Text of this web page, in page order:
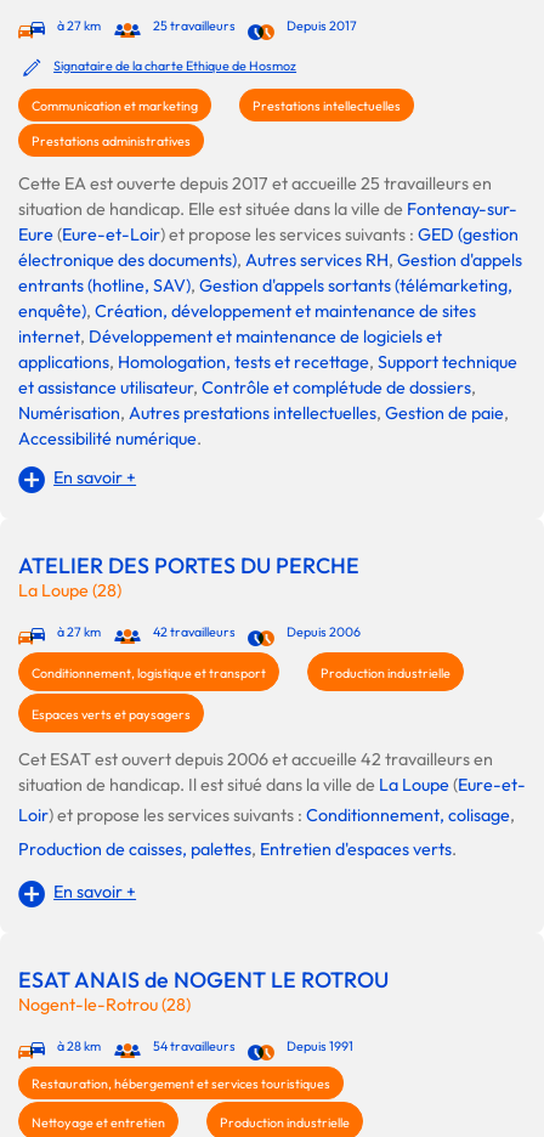
à 27 km 25 travailleurs Depuis 2017
Signataire de la charte Ethique de Hosmoz
Communication et marketing Prestations intellectuelles
Prestations administratives
Cette EA est ouverte depuis 2017 et accueille 25 travailleurs en
situation de handicap. Elle est située dans la ville de Fontenay-sur-
Eure(Eure-et-Loir) et propose les services suivants : GED (gestion
électronique des documents), Autres services RH, Gestion d'appels
entrants (hotline, SAV), Gestion d'appels sortants (télémarketing,
enquête), Création, développement et maintenance de sites
internet, Développement et maintenance de logiciels et
applications, Homologation, tests et recettage, Support technique
et assistance utilisateur, Contrôle et complétude de dossiers,
Numérisation, Autres prestations intellectuelles, Gestion de paie,
Accessibilité numérique.
En savoir +
ATELIER DES PORTES DU PERCHE
La Loupe (28)
à 27 km 42 travailleurs Depuis 2006
Conditionnement, logistique et transport Production industrielle
Espaces verts et paysagers
Cet ESAT est ouvert depuis 2006 et accueille 42 travailleurs en
situation de handicap. Il est situé dans la ville de La Loupe(Eure-et-
Loir) et propose les services suivants : Conditionnement, colisage,
Production de caisses, palettes, Entretien d'espaces verts.
En savoir +
ESAT ANAIS de NOGENT LE ROTROU
Nogent-le-Rotrou (28)
à 28 km 54 travailleurs Depuis 1991
Restauration, hébergement et services touristiques
Nettoyage et entretien Production industrielle